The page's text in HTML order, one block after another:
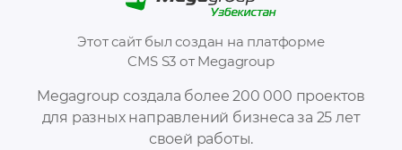
Megagroup создала более 200 000 проектов
для разных направлений бизнеса за 25 лет
своей работы.
Этот сайт был создан на платформе
CMS S3 от Megagroup